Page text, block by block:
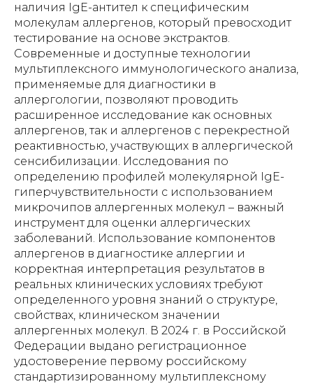
наличия IgE-антител к специфическим
молекулам аллергенов, который превосходит
тестирование на основе экстрактов.
Современные и доступные технологии
мультиплексного иммунологического анализа,
применяемые для диагностики в
аллергологии, позволяют проводить
расширенное исследование как основных
аллергенов, так и аллергенов с перекрестной
реактивностью, участвующих в аллергической
сенсибилизации. Исследования по
определению профилей молекулярной IgE-
гиперчувствительности с использованием
микрочипов аллергенных молекул – важный
инструмент для оценки аллергических
заболеваний. Использование компонентов
аллергенов в диагностике аллергии и
корректная интерпретация результатов в
реальных клинических условиях требуют
определенного уровня знаний о структуре,
свойствах, клиническом значении
аллергенных молекул. В 2024 г. в Российской
Федерации выдано регистрационное
удостоверение первому российскому
стандартизированному мультиплексному